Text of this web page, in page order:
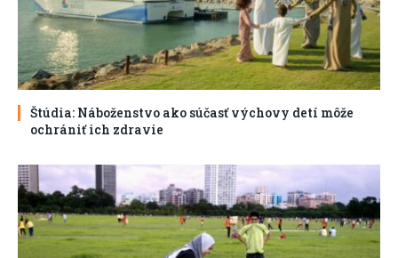
Štúdia: Náboženstvo ako súčasť výchovy detí môže
ochrániť ich zdravie